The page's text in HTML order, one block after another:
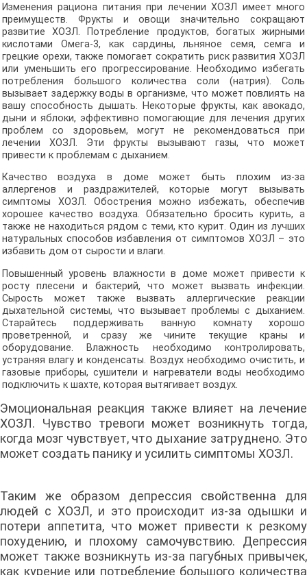
Изменения рациона питания при лечении ХОЗЛ имеет много
преимуществ. Фрукты и овощи значительно сокращают
развитие ХОЗЛ. Потребление продуктов, богатых жирными
кислотами Омега-3, как сардины, льняное семя, семга и
грецкие орехи, также помогает сократить риск развития ХОЗЛ
или уменьшить его прогрессирование. Необходимо избегать
потребления большого количества соли (натрия). Соль
вызывает задержку воды в организме, что может повлиять на
вашу способность дышать. Некоторые фрукты, как авокадо,
дыни и яблоки, эффективно помогающие для лечения других
проблем со здоровьем, могут не рекомендоваться при
лечении ХОЗЛ. Эти фрукты вызывают газы, что может
привести к проблемам с дыханием.
Качество воздуха в доме может быть плохим из-за
аллергенов и раздражителей, которые могут вызывать
симптомы ХОЗЛ. Обострения можно избежать, обеспечив
хорошее качество воздуха. Обязательно бросить курить, а
также не находиться рядом с теми, кто курит. Один из лучших
натуральных способов избавления от симптомов ХОЗЛ – это
избавить дом от сырости и влаги.
Повышенный уровень влажности в доме может привести к
росту плесени и бактерий, что может вызвать инфекции.
Сырость может также вызвать аллергические реакции
дыхательной системы, что вызывает проблемы с дыханием.
Старайтесь поддерживать ванную комнату хорошо
проветренной, и сразу же чините текущие краны и
оборудование. Влажность необходимо контролировать,
устраняя влагу и конденсаты. Воздух необходимо очистить, и
газовые приборы, сушители и нагреватели воды необходимо
подключить к шахте, которая вытягивает воздух.
Эмоциональная реакция также влияет на лечение
ХОЗЛ. Чувство тревоги может возникнуть тогда,
когда мозг чувствует, что дыхание затруднено. Это
может создать панику и усилить симптомы ХОЗЛ.
Таким же образом депрессия свойственна для
людей с ХОЗЛ, и это происходит из-за одышки и
потери аппетита, что может привести к резкому
похудению, и плохому самочувствию. Депрессия
может также возникнуть из-за пагубных привычек,
как курение или потребление большого количества